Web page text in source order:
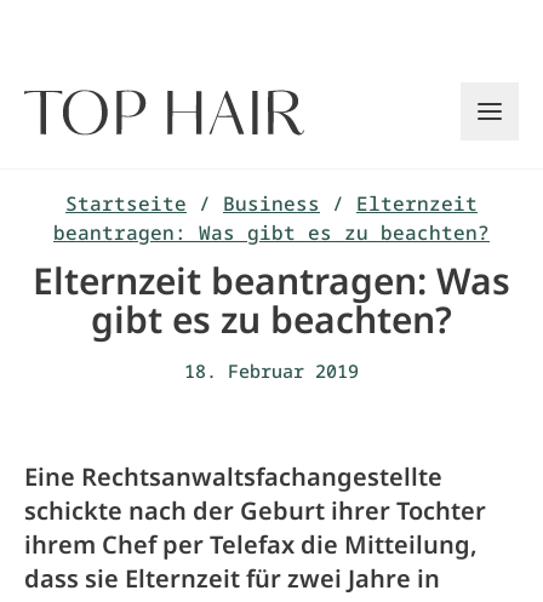
Startseite / Business / Elternzeit
beantragen: Was gibt es zu beachten?
Elternzeit beantragen: Was
gibt es zu beachten?
18. Februar 2019
Eine Rechtsanwaltsfachangestellte
schickte nach der Geburt ihrer Tochter
ihrem Chef per Telefax die Mitteilung,
dass sie Elternzeit für zwei Jahre in